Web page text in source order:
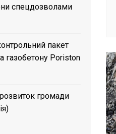
спецдозволами
пакет
газобетону Poriston
громади